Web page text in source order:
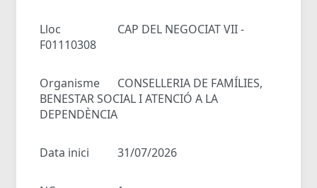
Lloc
CAP DEL NEGOCIAT VII -
F01110308
Organisme
CONSELLERIA DE FAMÍLIES,
BENESTAR SOCIAL I ATENCIÓ A LA
DEPENDÈNCIA
Data inici 31/07/2026